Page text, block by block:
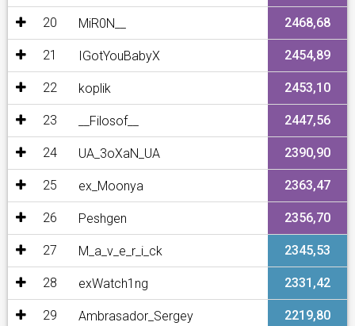
20 MiR0N__ 2468,68
21 IGotYouBabyX 2454,89
22 koplik 2453,10
23 __Filosof__ 2447,56
24 UA_3oXaN_UA 2390,90
25 ex_Moonya 2363,47
26 Peshgen 2356,70
27 M_a_v_e_r_i_ck 2345,53
28 exWatch1ng 2331,42
29 Ambrasador_Sergey 2219,80